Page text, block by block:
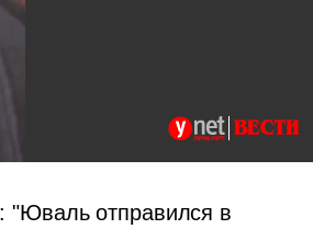
"Юваль отправился в